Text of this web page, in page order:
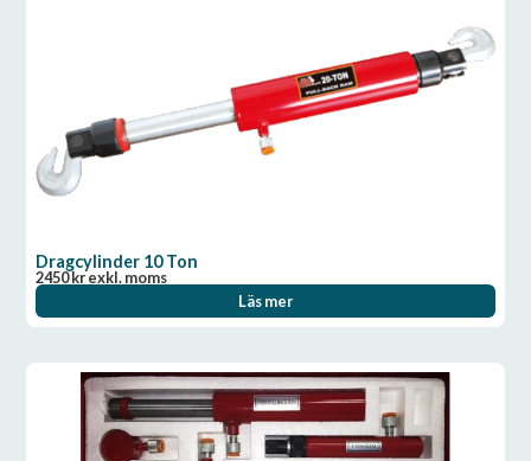
Dragcylinder 10 Ton
2450krexkl. moms
Läs mer